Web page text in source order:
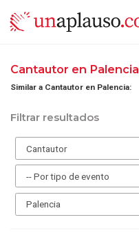
Cantautor en Palencia
Similar a Cantautor en Palencia:
Filtrar resultados